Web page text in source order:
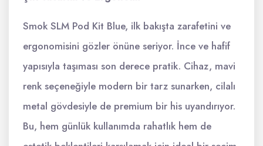
Smok SLM Pod Kit Blue, ilk bakışta zarafetini ve
ergonomisini gözler önüne seriyor. İnce ve hafif
yapısıyla taşıması son derece pratik. Cihaz, mavi
renk seçeneğiyle modern bir tarz sunarken, cilalı
metal gövdesiyle de premium bir his uyandırıyor.
Bu, hem günlük kullanımda rahatlık hem de